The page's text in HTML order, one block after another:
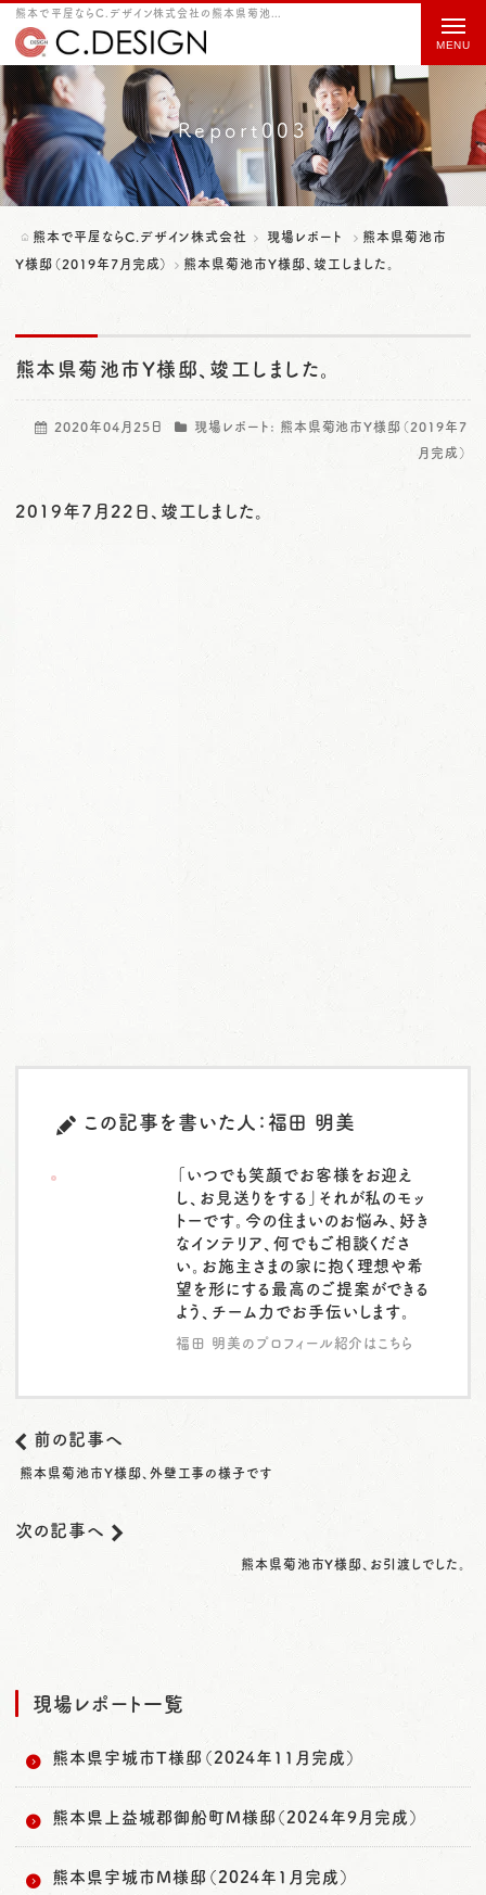
熊本で平屋ならC.デザイン株式会社の熊本県菊池市Y様邸、竣工しました。をご紹介
Report003
熊本で平屋ならC.デザイン株式会社 現場レポート
熊本県菊池市
Y様邸（2019年7月完成）
熊本県菊池市Y様邸、竣工しました。
熊本県菊池市Y様邸、竣工しました。
2020年04月25日 現場レポート: 熊本県菊池市Y様邸（2019年7
月完成）
2019年7月22日、竣工しました。
この記事を書いた人：福田 明美
「いつでも笑顔でお客様をお迎え
し、お見送りをする」それが私のモッ
トーです。今の住まいのお悩み、好き
なインテリア、何でもご相談くださ
い。お施主さまの家に抱く理想や希
望を形にする最高のご提案ができる
よう、チーム力でお手伝いします。
福田 明美のプロフィール紹介はこちら
前の記事へ
熊本県菊池市Y様邸、外壁工事の様子です
次の記事へ
熊本県菊池市Y様邸、お引渡しでした。
現場レポート一覧
熊本県宇城市T様邸（2024年11月完成）
熊本県上益城郡御船町M様邸（2024年9月完成）
熊本県宇城市M様邸（2024年1月完成）
t
o
g
g
l
e
a
t